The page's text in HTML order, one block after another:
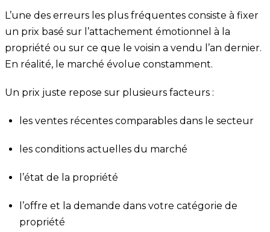
L’une des erreurs les plus fréquentes consiste à fixer
un prix basé sur l’attachement émotionnel à la
propriété ou sur ce que le voisin a vendu l’an dernier.
En réalité, le marché évolue constamment.
Un prix juste repose sur plusieurs facteurs :
les ventes récentes comparables dans le secteur
les conditions actuelles du marché
l’état de la propriété
l’offre et la demande dans votre catégorie de
propriété